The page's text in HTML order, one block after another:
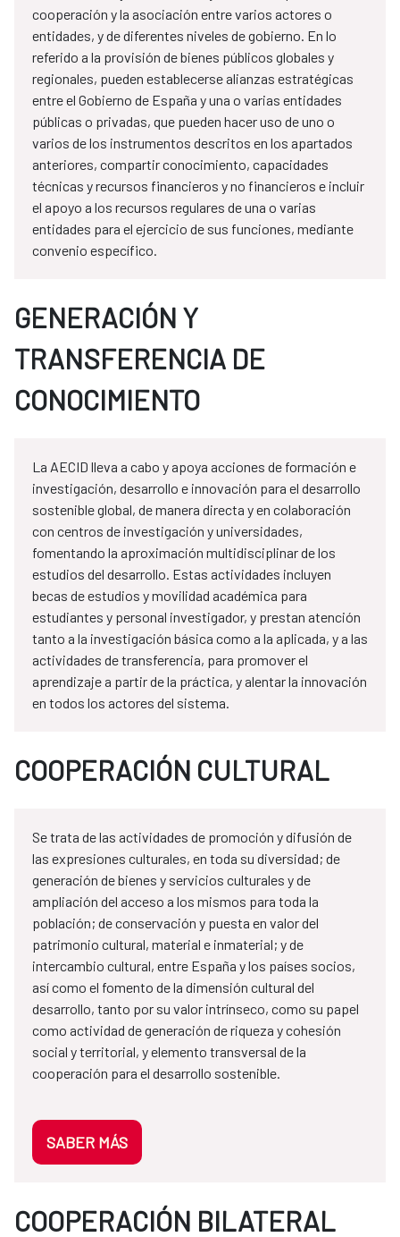
cooperación y la asociación entre varios actores o
entidades, y de diferentes niveles de gobierno. En lo
referido a la provisión de bienes públicos globales y
regionales, pueden establecerse alianzas estratégicas
entre el Gobierno de España y una o varias entidades
públicas o privadas, que pueden hacer uso de uno o
varios de los instrumentos descritos en los apartados
anteriores, compartir conocimiento, capacidades
técnicas y recursos financieros y no financieros e incluir
el apoyo a los recursos regulares de una o varias
entidades para el ejercicio de sus funciones, mediante
convenio específico.
GENERACIÓN Y
TRANSFERENCIA DE
CONOCIMIENTO
La AECID lleva a cabo y apoya acciones de formación e
investigación, desarrollo e innovación para el desarrollo
sostenible global, de manera directa y en colaboración
con centros de investigación y universidades,
fomentando la aproximación multidisciplinar de los
estudios del desarrollo. Estas actividades incluyen
becas de estudios y movilidad académica para
estudiantes y personal investigador, y prestan atención
tanto a la investigación básica como a la aplicada, y a las
actividades de transferencia, para promover el
aprendizaje a partir de la práctica, y alentar la innovación
en todos los actores del sistema.
COOPERACIÓN CULTURAL
Se trata de las actividades de promoción y difusión de
las expresiones culturales, en toda su diversidad; de
generación de bienes y servicios culturales y de
ampliación del acceso a los mismos para toda la
población; de conservación y puesta en valor del
patrimonio cultural, material e inmaterial; y de
intercambio cultural, entre España y los países socios,
así como el fomento de la dimensión cultural del
desarrollo, tanto por su valor intrínseco, como su papel
como actividad de generación de riqueza y cohesión
social y territorial, y elemento transversal de la
cooperación para el desarrollo sostenible.
SABER MÁS
COOPERACIÓN BILATERAL